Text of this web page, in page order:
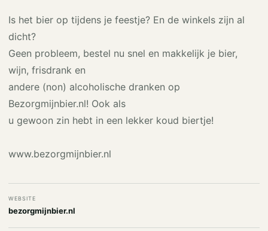
Is het bier op tijdens je feestje? En de winkels zijn al
dicht?
Geen probleem, bestel nu snel en makkelijk je bier,
wijn, frisdrank en
andere (non) alcoholische dranken op
Bezorgmijnbier.nl! Ook als
u gewoon zin hebt in een lekker koud biertje!
www.bezorgmijnbier.nl
WEBSITE
bezorgmijnbier.nl